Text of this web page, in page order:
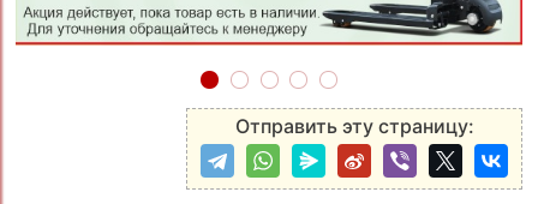
Отправить эту страницу: